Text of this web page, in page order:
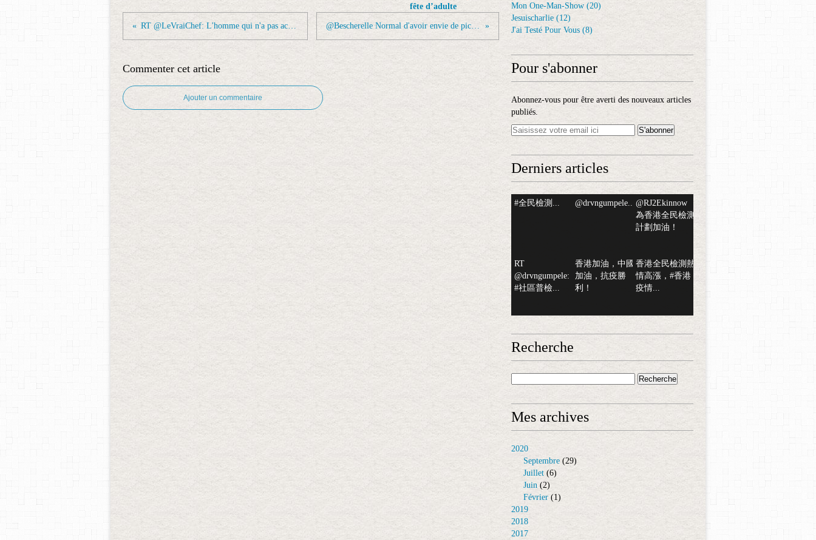
fête d’adulte
RT @LeVraiChef: L'homme qui n'a pas acheté... @Bescherelle Normal d'avoir envie de picoler...
Commenter cet article
Ajouter un commentaire
Mon One-Man-Show (20)
Jesuischarlie (12)
J'ai Testé Pour Vous (8)
Pour s'abonner
Abonnez-vous pour être averti des nouveaux articles
publiés.
Derniers articles
#全民檢測... @drvngumpele... @RJ2Ekinnow
為香港全民檢測
計劃加油！
RT
@drvngumpele:
#社區普檢...
香港加油，中國
加油，抗疫勝
利！
香港全民檢測熱
情高漲，#香港
疫情...
Recherche
Mes archives
2020
Septembre (29)
Juillet (6)
Juin (2)
Février (1)
2019
2018
2017